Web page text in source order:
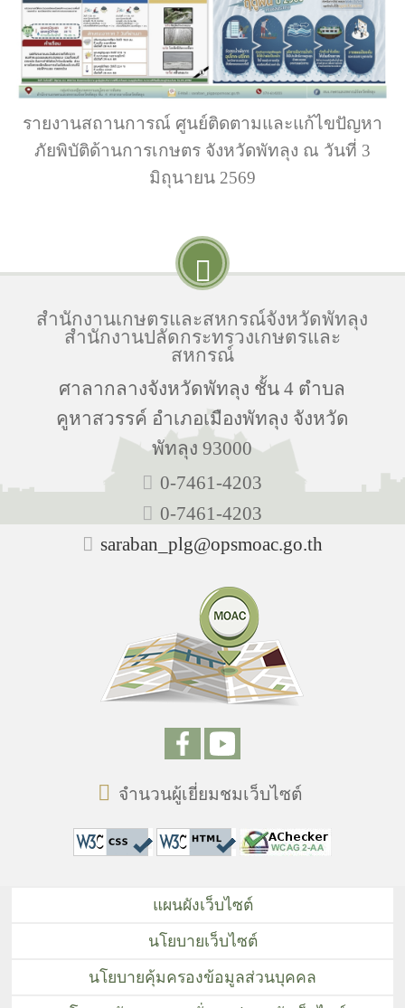
รายงานสถานการณ์ ศูนย์ติดตามและแก้ไขปัญหา
ภัยพิบัติด้านการเกษตร จังหวัดพัทลุง ณ วันที่ 3
มิถุนายน 2569
สำนักงานเกษตรและสหกรณ์จังหวัดพัทลุง
สำนักงานปลัดกระทรวงเกษตรและ
สหกรณ์
ศาลากลางจังหวัดพัทลุง ชั้น 4 ตำบล
คูหาสวรรค์ อำเภอเมืองพัทลุง จังหวัด
พัทลุง 93000
0-7461-4203
0-7461-4203
saraban_plg@opsmoac.go.th
จำนวนผู้เยี่ยมชมเว็บไซต์
แผนผังเว็บไซต์
นโยบายเว็บไซต์
นโยบายคุ้มครองข้อมูลส่วนบุคคล